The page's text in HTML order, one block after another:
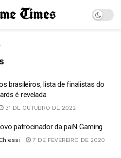
brasileiros, lista de finalistas do
é revelada
31 DE OUTUBRO DE 2022
patrocinador da paiN Gaming
7 DE FEVEREIRO DE 2020